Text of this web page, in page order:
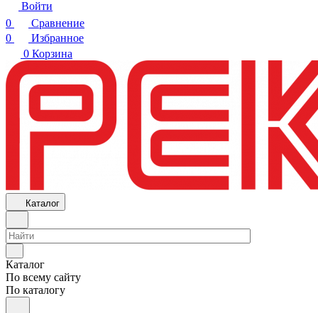
Войти
0
Сравнение
0
Избранное
0 Корзина
Каталог
Каталог
По всему сайту
По каталогу